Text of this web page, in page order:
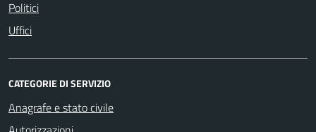
Politici
Uffici
CATEGORIE DI SERVIZIO
Anagrafe e stato civile